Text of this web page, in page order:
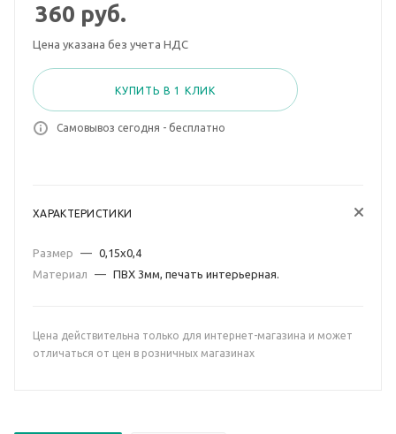
360 руб.
Цена указана без учета НДС
КУПИТЬ В 1 КЛИК
Самовывоз сегодня - бесплатно
ХАРАКТЕРИСТИКИ
Размер — 0,15х0,4
Материал
— ПВХ 3мм, печать интерьерная.
Цена действительна только для интернет-магазина и может
отличаться от цен в розничных магазинах